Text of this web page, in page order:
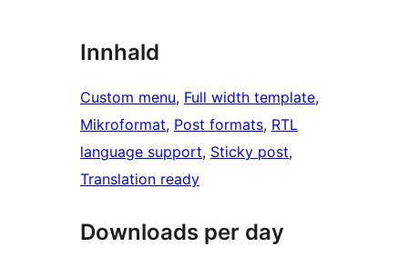
Innhald
Custom menu, Full width template
Mikroformat, Post formats, RTL
language support, Sticky post
Translation ready
Downloads per day